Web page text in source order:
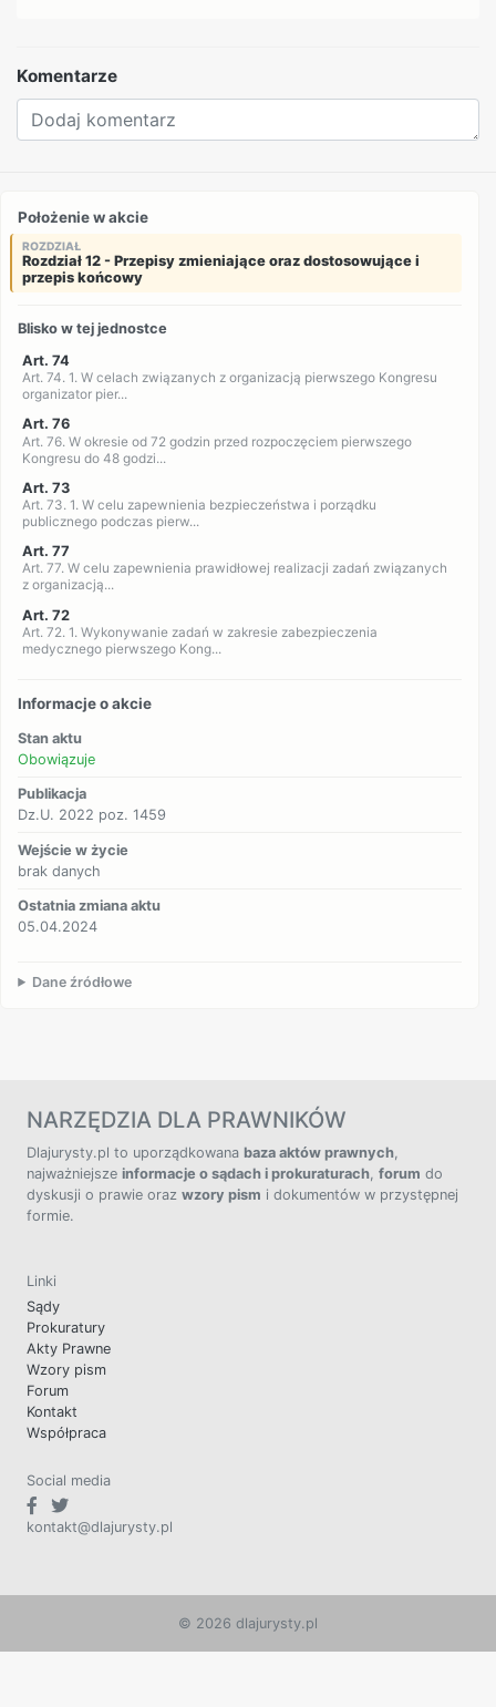
Komentarze
Położenie w akcie
ROZDZIAŁ
Rozdział 12 - Przepisy zmieniające oraz dostosowujące i
przepis końcowy
Blisko w tej jednostce
Art. 74
Art. 74. 1. W celach związanych z organizacją pierwszego Kongresu
organizator pier...
Art. 76
Art. 76. W okresie od 72 godzin przed rozpoczęciem pierwszego
Kongresu do 48 godzi...
Art. 73
Art. 73. 1. W celu zapewnienia bezpieczeństwa i porządku
publicznego podczas pierw...
Art. 77
Art. 77. W celu zapewnienia prawidłowej realizacji zadań związanych
z organizacją...
Art. 72
Art. 72. 1. Wykonywanie zadań w zakresie zabezpieczenia
medycznego pierwszego Kong...
Informacje o akcie
Stan aktu
Obowiązuje
Publikacja
Dz.U. 2022 poz. 1459
Wejście w życie
brak danych
Ostatnia zmiana aktu
05.04.2024
Dane źródłowe
NARZĘDZIA DLA PRAWNIKÓW
Dlajurysty.pl to uporządkowana baza aktów prawnych,
najważniejsze informacje o sądach i prokuraturach, forum do
dyskusji o prawie oraz wzory pism i dokumentów w przystępnej
formie.
Linki
Sądy
Prokuratury
Akty Prawne
Wzory pism
Forum
Kontakt
Współpraca
Social media
kontakt@dlajurysty.pl
© 2026 dlajurysty.pl